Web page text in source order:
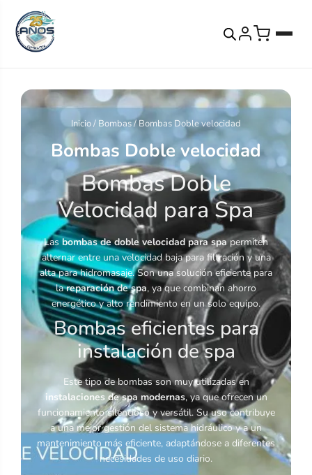
Inicio/ Bombas/ Bombas Doble velocidad
Bombas Doble velocidad
Bombas Doble
Velocidad para Spa
Lasbombas de doble velocidad para spapermiten
alternar entre una velocidad baja para filtración y una
alta para hidromasaje. Son una solución eficiente para
lareparación de spa, ya que combinan ahorro
energético y alto rendimiento en un solo equipo.
Bombas eficientes para
instalación de spa
Este tipo de bombas son muy utilizadas en
instalaciones de spa modernas, ya que ofrecen un
funcionamiento silencioso y versátil. Su uso contribuye
a una mejor gestión del sistema hidráulico y a un
mantenimiento más eficiente, adaptándose a diferentes
necesidades de uso diario.